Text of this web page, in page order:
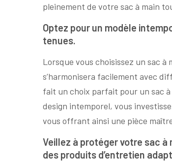
pleinement de votre sac à main
Optez pour un modèle
tenues.
Lorsque vous choisissez un sac
s’harmonisera facilement avec
fait un choix parfait pour un sac
design intemporel, vous
vous offrant ainsi une pièce
Veillez à protéger votre sac
des produits d’entretien